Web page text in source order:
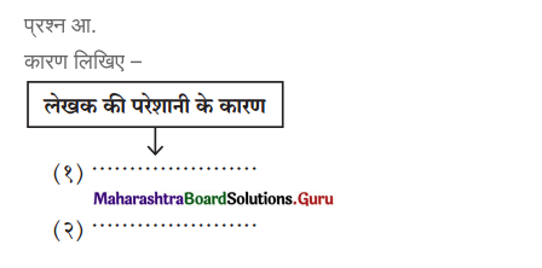
प्रश्न आ.
कारण लिखिए –